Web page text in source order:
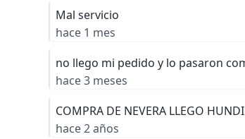
Mal servicio
hace 1 mes
no llego mi pedido y lo pasaron
hace 3 meses
COMPRA DE NEVERA LLEGO
hace 2 años